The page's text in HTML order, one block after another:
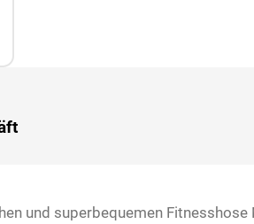
und superbequemen Fitnesshose